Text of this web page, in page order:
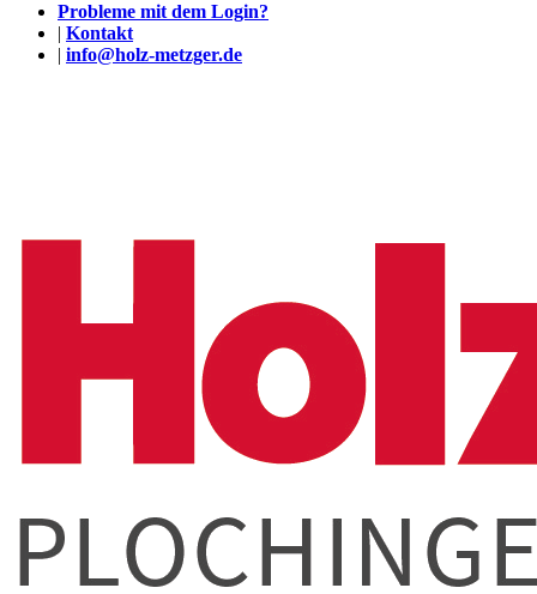
Probleme mit dem Login?
| Kontakt
| info@holz-metzger.de